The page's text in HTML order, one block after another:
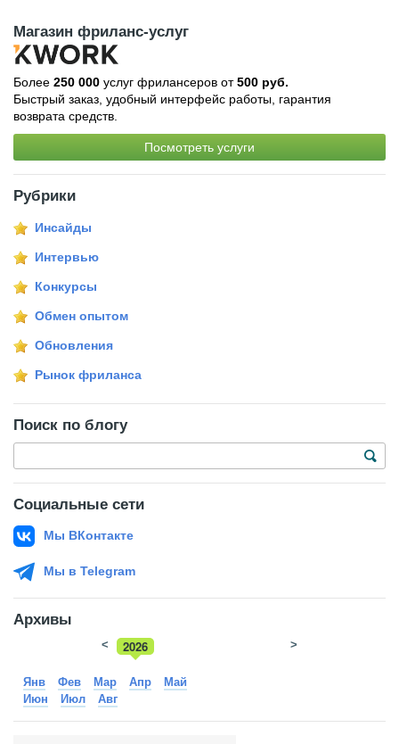
Магазин фриланс-услуг
Более 250 000 услуг фрилансеров от500 руб.
Быстрый заказ, удобный интерфейс работы, гарантия
возврата средств.
Посмотреть услуги
Рубрики
Инсайды
Интервью
Конкурсы
Обмен опытом
Обновления
Рынок фриланса
Поиск по блогу
Социальные сети
Мы ВКонтакте
Мы в Telegram
Архивы
2026
2025
< >
Янв Фев Мар Апр
Май
Июн
Июл Авг